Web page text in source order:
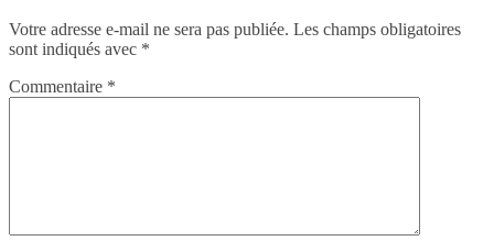
Votre adresse e-mail ne sera pas publiée. Les champs obligatoires
sont indiqués avec *
Commentaire *